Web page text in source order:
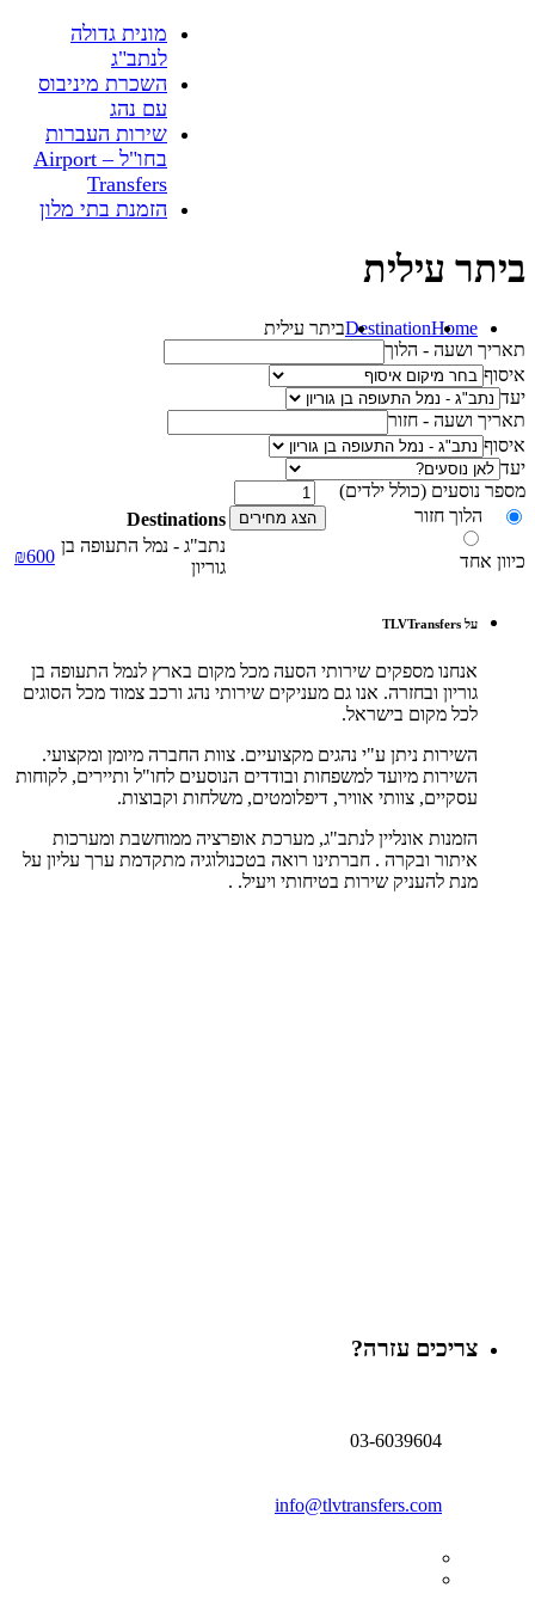
מונית גדולה
לנתב"ג
השכרת מיניבוס
עם נהג
שירות העברות
בחו"ל – Airport
Transfers
הזמנת בתי מלון
ביתר עילית
Home
Destinationביתר עילית
תאריך ושעה - הלוך
איסוף
יעד
תאריך ושעה - חזור
איסוף
יעד
מספר נוסעים (כולל ילדים)
הלוך חזור
כיוון אחד
הצג מחירים
Destinations
נתב"ג - נמל התעופה בן
גוריון
₪600
על TLVTransfers
אנחנו מספקים שירותי הסעה מכל מקום בארץ לנמל התעופה בן
גוריון ובחזרה. אנו גם מעניקים שירותי נהג ורכב צמוד מכל הסוגים
לכל מקום בישראל.
השירות ניתן ע"י נהגים מקצועיים. צוות החברה מיומן ומקצועי.
השירות מיועד למשפחות ובודדים הנוסעים לחו"ל ותיירים, לקוחות
עסקיים, צוותי אוויר, דיפלומטים, משלחות וקבוצות.
הזמנות אונליין לנתב"ג, מערכת אופרציה ממוחשבת ומערכות
איתור ובקרה . חברתינו רואה בטכנולוגיה מתקדמת ערך עליון על
מנת להעניק שירות בטיחותי ויעיל. .
צריכים עזרה?
03-6039604
info@tlvtransfers.com